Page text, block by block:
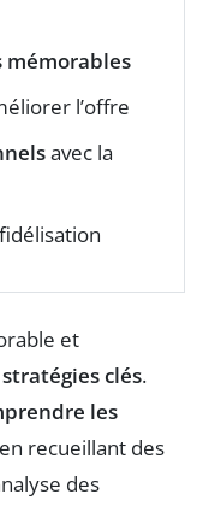
l’offre
avec la
et
stratégies clés.
les
recueillant des
des